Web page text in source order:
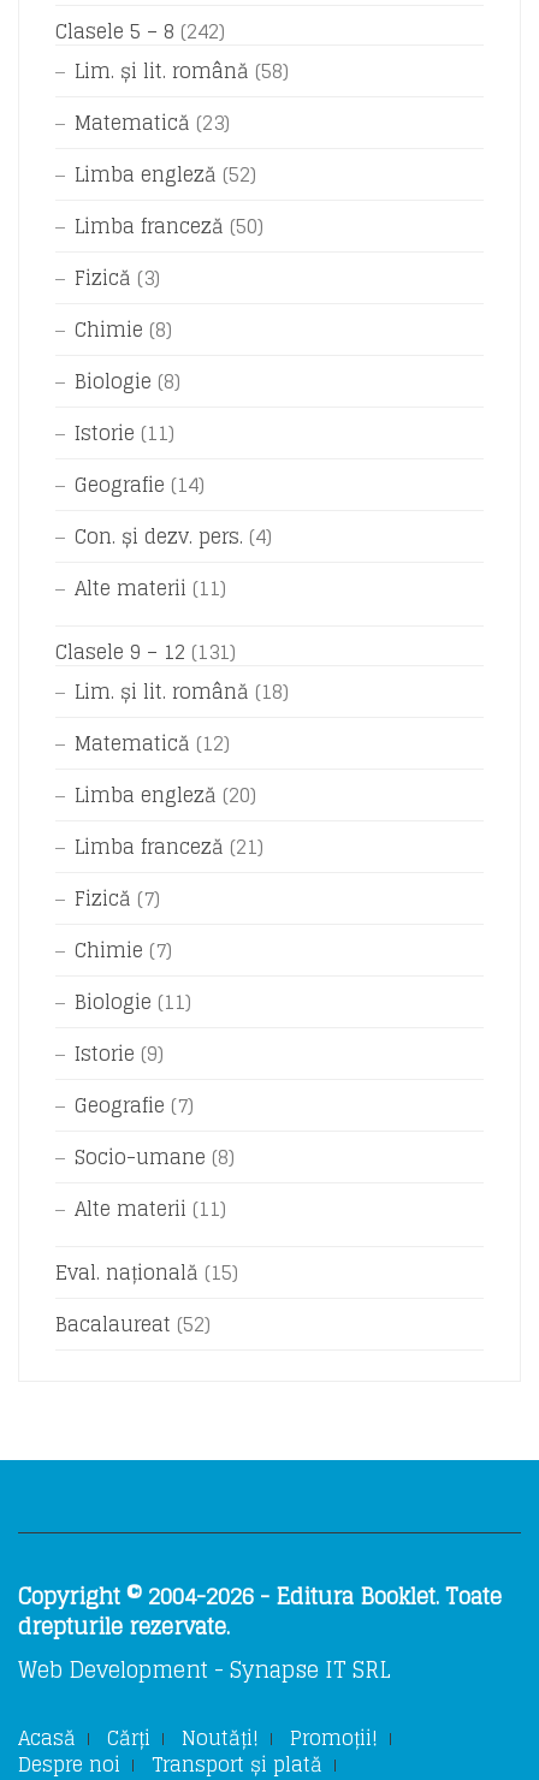
Clasele 5 – 8 (242)
Lim. și lit. română (58)
Matematică (23)
Limba engleză (52)
Limba franceză (50)
Fizică (3)
Chimie (8)
Biologie (8)
Istorie (11)
Geografie (14)
Con. și dezv. pers. (4)
Alte materii (11)
Clasele 9 – 12 (131)
Lim. și lit. română (18)
Matematică (12)
Limba engleză (20)
Limba franceză (21)
Fizică (7)
Chimie (7)
Biologie (11)
Istorie (9)
Geografie (7)
Socio-umane (8)
Alte materii (11)
Eval. națională (15)
Bacalaureat (52)
Copyright © 2004-2026 - Editura Booklet. Toate
drepturile rezervate.
Web Development - Synapse IT SRL
Acasă Cărți Noutăți! Promoții!
Despre noi Transport și plată